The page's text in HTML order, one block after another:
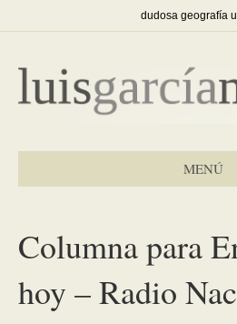
dudosa geografía
MENÚ
Columna para
hoy – Radio